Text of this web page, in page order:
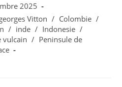
2025
Vitton / Colombie /
/ inde / Indonesie /
vulcain / Peninsule de